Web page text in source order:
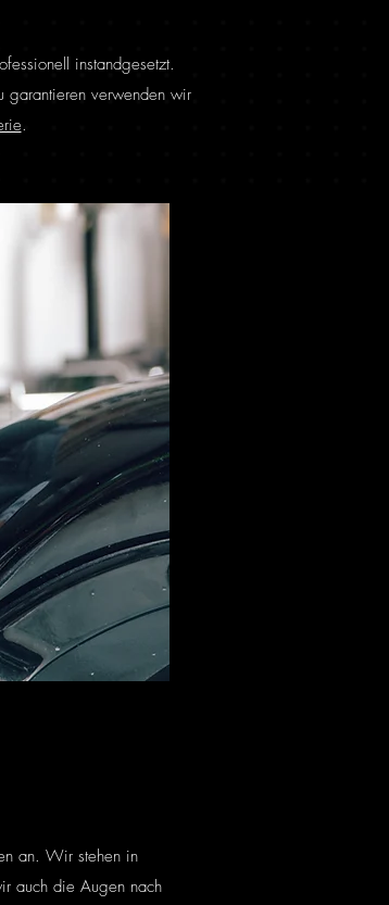
instandgesetzt.
garantieren verwenden wir
.
an. Wir stehen in
auch die Augen nach